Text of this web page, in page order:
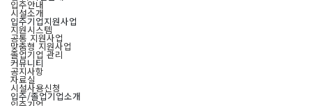
입주안내
시설소개
입주기업지원사업
지원시스템
공통 지원사업
맞춤형 지원사업
졸업기업 관리
커뮤니티
공지사항
자료실
시설사용신청
입주/졸업기업소개